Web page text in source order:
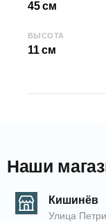
45 см
ВЫСОТА
11 см
Наши
Кишинёв
Улица